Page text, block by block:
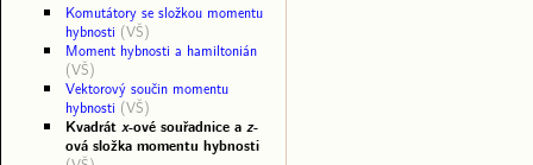
Komutátory se složkou momentu
hybnosti (VŠ)
Moment hybnosti a hamiltonián
(VŠ)
Vektorový součin momentu
hybnosti (VŠ)
Kvadrát x-ové souřadnice a z-
ová složka momentu hybnosti